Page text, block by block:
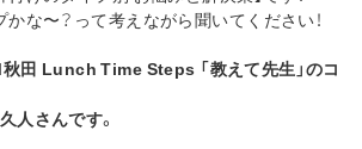
かな〜？って考えながら聞いてください！
田 Lunch Time Steps 「教えて先生」のコ
人さんです。